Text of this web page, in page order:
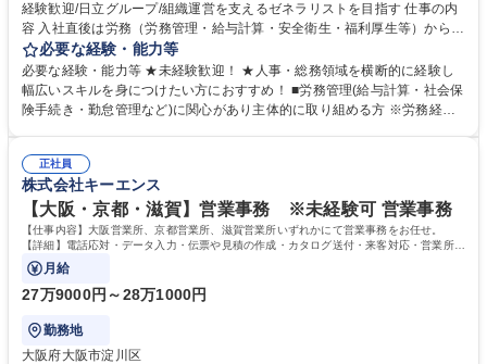
経験歓迎/日立グループ/組織運営を支えるゼネラリストを目指す 仕事の内
容 入社直後は労務（労務管理・給与計算・安全衛生・福利厚生等）からお
任せいたします。将来は総務・採用・教育業務へ守備範囲を広げ、組織運
営を支えるゼネラリストをめざせます。 ・初期業務：労働時間管理、給与
計算、社会保険対応、福利厚生管理、安全衛生、健康経営推進等をお任せ
します。ご経験に応じて、休職者管理など、幅広く経験を積んでいただき
幅広く経験を積みたい意欲がある方に最適な環境です。 募集職種 【総
務・人事】未経験歓迎/日立グループ/組織運営を支えるゼネラリストを目
指す
必要な経験・能力等
必要な経験・能力等 ★未経験歓迎！ ★人事・総務領域を横断的に経験し
幅広いスキルを身につけたい方におすすめ！ ■労務管理(給与計算・社会保
険手続き・勤怠管理など)に関心があり主体的に取り組める方 ※労務経験
のご経験 ■労務管理（給与計算・社会保険手続き・勤怠管理など）の経験
■衛生管理者の資格をお持ちの方 学歴・資格 学歴：大学院 大学 高専 短大
専修学校 高校 語学力： 資格：
正社員
株式会社キーエンス
【大阪・京都・滋賀】営業事務 ※未経験可 営業事務
【仕事内容】大阪営業所、京都営業所、滋賀営業所いずれかにて営業事務をお任せ。
【詳細】電話応対・データ入力・伝票や見積の作成・カタログ送付・来客対応・営業所内
で発生する事務業務や業務改善をお任せ。
月給
27万9000円～28万1000円
勤務地
大阪府大阪市淀川区